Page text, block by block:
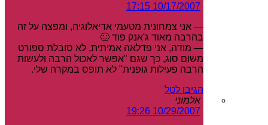
10/17/2007 17:15
— אני צמחונית מטעמי אדיאלוגיה, ומפצה על זה
בהרבה מאוד ג'אנק פוד 🙂
— מודה, אני פדלאה אמיתית, לא סובלת ספורט
משום סוג, כך שגם "אפשר לאכול הרבה ולעשות
הרבה פעילות גופנית" לא תופס במקרה שלי.
הגיבו לטל
אלמוני
10/29/2007 19:26